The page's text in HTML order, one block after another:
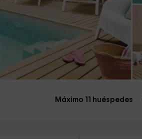
Máximo 11 huéspedes